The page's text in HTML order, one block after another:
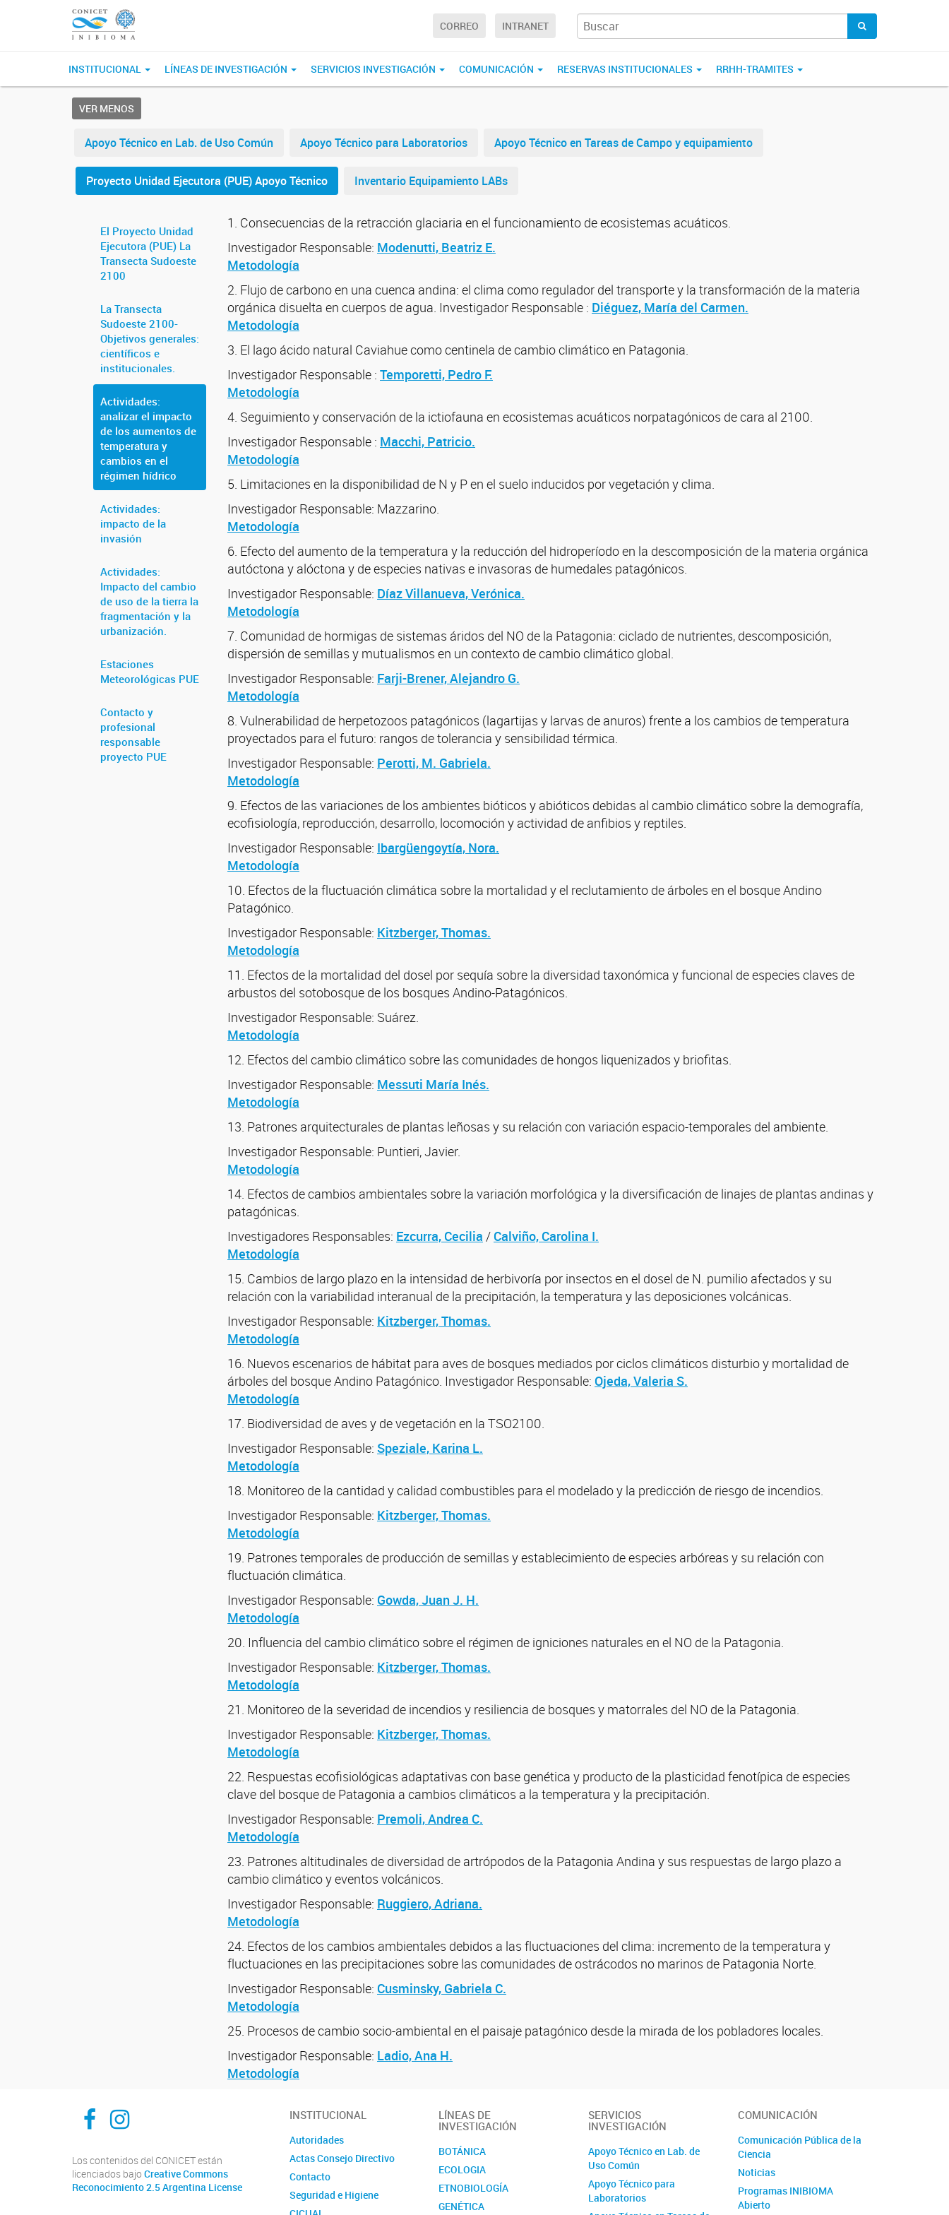
CORREO INTRANET
INSTITUCIONAL LÍNEAS DE INVESTIGACIÓN SERVICIOS INVESTIGACIÓN COMUNICACIÓN RESERVAS INSTITUCIONALES RRHH-TRAMITES
VER MENOS
Apoyo Técnico en Lab. de Uso Común Apoyo Técnico para Laboratorios Apoyo Técnico en Tareas de Campo y equipamiento
Proyecto Unidad Ejecutora (PUE) Apoyo Técnico Inventario Equipamiento LABs
El Proyecto Unidad
Ejecutora (PUE) La
Transecta Sudoeste
2100
La Transecta
Sudoeste 2100-
Objetivos generales:
científicos e
institucionales.
Actividades:
analizar el impacto
de los aumentos de
temperatura y
cambios en el
régimen hídrico
Actividades:
impacto de la
invasión
Actividades:
Impacto del cambio
de uso de la tierra la
fragmentación y la
urbanización.
Estaciones
Meteorológicas PUE
Contacto y
profesional
responsable
proyecto PUE
1. Consecuencias de la retracción glaciaria en el funcionamiento de ecosistemas acuáticos.
Investigador Responsable: Modenutti, Beatriz E.
Metodología
2. Flujo de carbono en una cuenca andina: el clima como regulador del transporte y la transformación de la materia
orgánica disuelta en cuerpos de agua. Investigador Responsable : Diéguez, María del Carmen.
Metodología
3. El lago ácido natural Caviahue como centinela de cambio climático en Patagonia.
Investigador Responsable : Temporetti, Pedro F.
Metodología
4. Seguimiento y conservación de la ictiofauna en ecosistemas acuáticos norpatagónicos de cara al 2100.
Investigador Responsable : Macchi, Patricio.
Metodología
5. Limitaciones en la disponibilidad de N y P en el suelo inducidos por vegetación y clima.
Investigador Responsable: Mazzarino.
Metodología
6. Efecto del aumento de la temperatura y la reducción del hidroperíodo en la descomposición de la materia orgánica
autóctona y alóctona y de especies nativas e invasoras de humedales patagónicos.
Investigador Responsable: Díaz Villanueva, Verónica.
Metodología
7. Comunidad de hormigas de sistemas áridos del NO de la Patagonia: ciclado de nutrientes, descomposición,
dispersión de semillas y mutualismos en un contexto de cambio climático global.
Investigador Responsable: Farji-Brener, Alejandro G.
Metodología
8. Vulnerabilidad de herpetozoos patagónicos (lagartijas y larvas de anuros) frente a los cambios de temperatura
proyectados para el futuro: rangos de tolerancia y sensibilidad térmica.
Investigador Responsable: Perotti, M. Gabriela.
Metodología
9. Efectos de las variaciones de los ambientes bióticos y abióticos debidas al cambio climático sobre la demografía,
ecofisiología, reproducción, desarrollo, locomoción y actividad de anfibios y reptiles.
Investigador Responsable: Ibargüengoytía, Nora.
Metodología
10. Efectos de la fluctuación climática sobre la mortalidad y el reclutamiento de árboles en el bosque Andino
Patagónico.
Investigador Responsable: Kitzberger, Thomas.
Metodología
11. Efectos de la mortalidad del dosel por sequía sobre la diversidad taxonómica y funcional de especies claves de
arbustos del sotobosque de los bosques Andino-Patagónicos.
Investigador Responsable: Suárez.
Metodología
12. Efectos del cambio climático sobre las comunidades de hongos liquenizados y briofitas.
Investigador Responsable: Messuti María Inés.
Metodología
13. Patrones arquitecturales de plantas leñosas y su relación con variación espacio-temporales del ambiente.
Investigador Responsable: Puntieri, Javier.
Metodología
14. Efectos de cambios ambientales sobre la variación morfológica y la diversificación de linajes de plantas andinas y
patagónicas.
Investigadores Responsables: Ezcurra, Cecilia / Calviño, Carolina I.
Metodología
15. Cambios de largo plazo en la intensidad de herbivoría por insectos en el dosel de N. pumilio afectados y su
relación con la variabilidad interanual de la precipitación, la temperatura y las deposiciones volcánicas.
Investigador Responsable: Kitzberger, Thomas.
Metodología
16. Nuevos escenarios de hábitat para aves de bosques mediados por ciclos climáticos disturbio y mortalidad de
árboles del bosque Andino Patagónico. Investigador Responsable: Ojeda, Valeria S.
Metodología
17. Biodiversidad de aves y de vegetación en la TSO2100.
Investigador Responsable: Speziale, Karina L.
Metodología
18. Monitoreo de la cantidad y calidad combustibles para el modelado y la predicción de riesgo de incendios.
Investigador Responsable: Kitzberger, Thomas.
Metodología
19. Patrones temporales de producción de semillas y establecimiento de especies arbóreas y su relación con
fluctuación climática.
Investigador Responsable: Gowda, Juan J. H.
Metodología
20. Influencia del cambio climático sobre el régimen de igniciones naturales en el NO de la Patagonia.
Investigador Responsable: Kitzberger, Thomas.
Metodología
21. Monitoreo de la severidad de incendios y resiliencia de bosques y matorrales del NO de la Patagonia.
Investigador Responsable: Kitzberger, Thomas.
Metodología
22. Respuestas ecofisiológicas adaptativas con base genética y producto de la plasticidad fenotípica de especies
clave del bosque de Patagonia a cambios climáticos a la temperatura y la precipitación.
Investigador Responsable: Premoli, Andrea C.
Metodología
23. Patrones altitudinales de diversidad de artrópodos de la Patagonia Andina y sus respuestas de largo plazo a
cambio climático y eventos volcánicos.
Investigador Responsable: Ruggiero, Adriana.
Metodología
24. Efectos de los cambios ambientales debidos a las fluctuaciones del clima: incremento de la temperatura y
fluctuaciones en las precipitaciones sobre las comunidades de ostrácodos no marinos de Patagonia Norte.
Investigador Responsable: Cusminsky, Gabriela C.
Metodología
25. Procesos de cambio socio-ambiental en el paisaje patagónico desde la mirada de los pobladores locales.
Investigador Responsable: Ladio, Ana H.
Metodología
Inibioma-Conicet/Unco
inibiomaabierto
Los contenidos del CONICET están
licenciados bajo Creative Commons
Reconocimiento 2.5 Argentina License
INSTITUCIONAL
Autoridades
Actas Consejo Directivo
Contacto
Seguridad e Higiene
LÍNEAS DE
INVESTIGACIÓN
BOTÁNICA
ECOLOGIA
ETNOBIOLOGÍA
GENÉTICA
SERVICIOS
INVESTIGACIÓN
Apoyo Técnico en Lab. de
Uso Común
Apoyo Técnico para
Laboratorios
COMUNICACIÓN
Comunicación Pública de la
Ciencia
Noticias
Programas INIBIOMA
Abierto